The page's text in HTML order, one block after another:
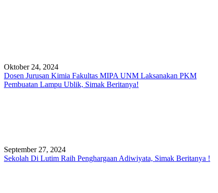
Oktober 24, 2024
Dosen Jurusan Kimia Fakultas MIPA UNM Laksanakan PKM
Pembuatan Lampu Ublik, Simak Beritanya!
September 27, 2024
Sekolah Di Lutim Raih Penghargaan Adiwiyata, Simak Beritanya !